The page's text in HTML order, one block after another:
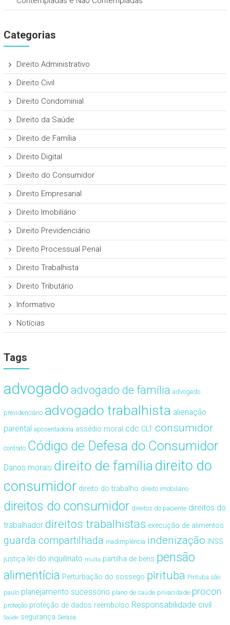
Categorias
Direito Administrativo
Direito Civil
Direito Condominial
Direito da Saúde
Direito de Família
Direito Digital
Direito do Consumidor
Direito Empresarial
Direito Imobiliário
Direito Previdenciário
Direito Processual Penal
Direito Trabalhista
Direito Tributário
Informativo
Notícias
Tags
advogado advogado de família advogado
previdenciário advogado trabalhista alienação
parental aposentadoria assédio moral cdc CLT consumidor
contrato Código de Defesa do Consumidor
Danos morais direito de famíliadireito do
consumidor direito do trabalho direito imobiliário
direitos do consumidor direitos do paciente direitos do
trabalhador direitos trabalhistas execução de alimentos
guarda compartilhada inadimplência indenização INSS
justiça lei do inquilinato multa partilha de bens pensão
alimentícia Perturbação do sossego pirituba Pirituba são
paulo planejamento sucessório plano de saúde privacidade procon
proteção proteção de dados reembolso Responsabilidade civil
Saúde segurança Serasa